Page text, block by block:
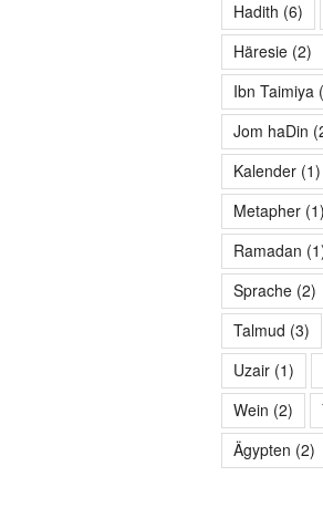
Hadith (6)
Häresie(2)
Ibn Taimiya
Jom haDin
Kalender(1)
Metapher(1)
Ramadan
Sprache(2)
Talmud (3)
Uzair(1)
Wein (2)
Ägypten (2)